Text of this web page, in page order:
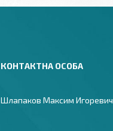
Шлапаков Максим Игоревич